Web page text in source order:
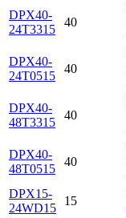
DPX40-
24T3315
40
DPX40-
24T0515
40
DPX40-
48T3315
40
DPX40-
48T0515
40
DPX15-
24WD15
15